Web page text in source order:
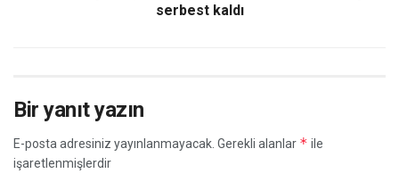
serbest kaldı
Bir yanıt yazın
E-posta adresiniz yayınlanmayacak. Gerekli alanlar * ile
işaretlenmişlerdir